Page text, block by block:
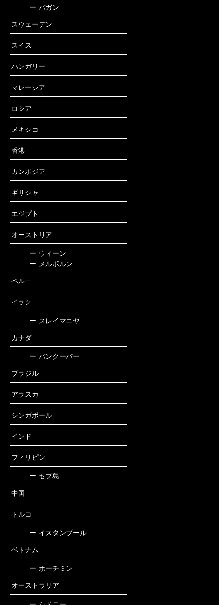
ー バガン
スウェーデン
スイス
ハンガリー
マレーシア
ロシア
メキシコ
香港
カンボジア
ギリシャ
エジプト
オーストリア
ー ウィーン
ー
メルボルン
ペルー
イラク
ー スレイマニヤ
カナダ
ー バンクーバー
ブラジル
アラスカ
シンガポール
インド
フィリピン
ー セブ島
中国
トルコ
ー イスタンブール
ベトナム
ー ホーチミン
オーストラリア